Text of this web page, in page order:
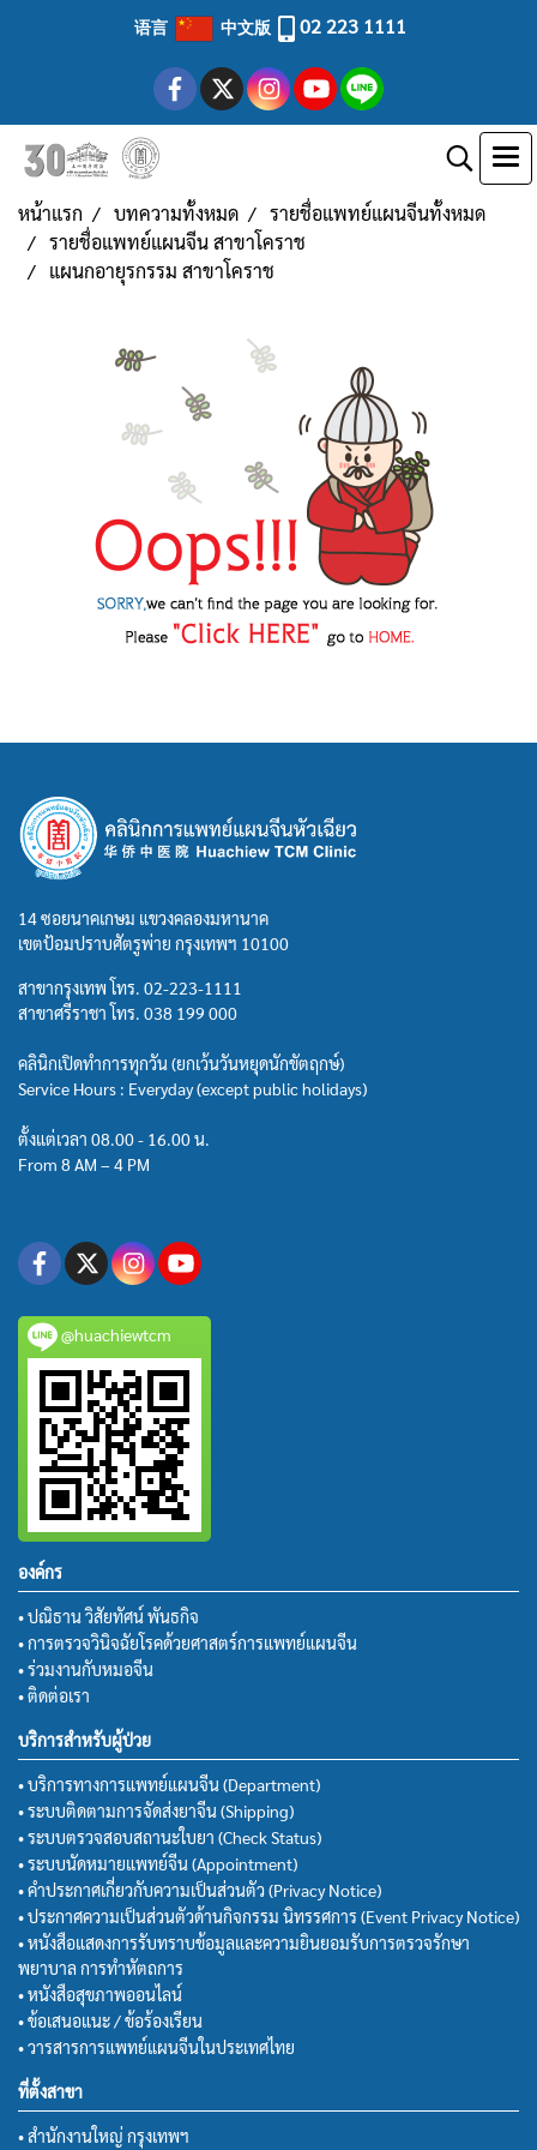
语言 中文版 02 223 1111
หน้าแรก บทความทั้งหมด
รายชื่อแพทย์แผนจีนทั้งหมด
รายชื่อแพทย์แผนจีน สาขาโคราช
แผนกอายุรกรรม สาขาโคราช
14 ซอยนาคเกษม แขวงคลองมหานาค
เขตป้อมปราบศัตรูพ่าย กรุงเทพฯ 10100
สาขากรุงเทพ โทร. 02-223-1111
สาขาศรีราชา โทร. 038 199 000
คลินิกเปิดทำการทุกวัน (ยกเว้นวันหยุดนักขัตฤกษ์)
Service Hours : Everyday (except public holidays)
ตั้งแต่เวลา 08.00 - 16.00 น.
From 8 AM – 4 PM
@huachiewtcm
องค์กร
• ปณิธาน วิสัยทัศน์ พันธกิจ
• การตรวจวินิจฉัยโรคด้วยศาสตร์การแพทย์แผนจีน
• ร่วมงานกับหมอจีน
• ติดต่อเรา
บริการสำหรับผู้ป่วย
• บริการทางการแพทย์แผนจีน (Department)
• ระบบติดตามการจัดส่งยาจีน (Shipping)
• ระบบตรวจสอบสถานะใบยา (Check Status)
• ระบบนัดหมายแพทย์จีน (Appointment)
• คำประกาศเกี่ยวกับความเป็นส่วนตัว (Privacy Notice)
• ประกาศความเป็นส่วนตัวด้านกิจกรรม นิทรรศการ (Event Privacy Notice)
• หนังสือแสดงการรับทราบข้อมูลและความยินยอมรับการตรวจรักษา
พยาบาล การทำหัตถการ
• หนังสือสุขภาพออนไลน์
• ข้อเสนอแนะ / ข้อร้องเรียน
• วารสารการแพทย์แผนจีนในประเทศไทย
ที่ตั้งสาขา
• สำนักงานใหญ่ กรุงเทพฯ